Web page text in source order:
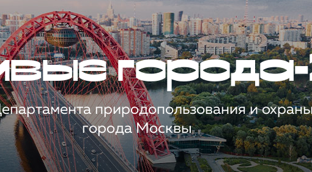
природопользования и
города Москвы